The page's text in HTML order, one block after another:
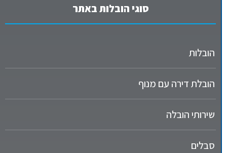
סוגי הובלות באתר
הובלות
הובלת דירה עם מנוף
שירותי הובלה
סבלים